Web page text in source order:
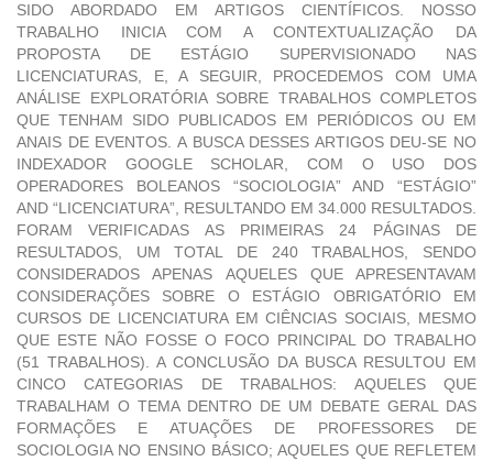
SIDO ABORDADO EM ARTIGOS CIENTÍFICOS. NOSSO
TRABALHO INICIA COM A CONTEXTUALIZAÇÃO DA
PROPOSTA DE ESTÁGIO SUPERVISIONADO NAS
LICENCIATURAS, E, A SEGUIR, PROCEDEMOS COM UMA
ANÁLISE EXPLORATÓRIA SOBRE TRABALHOS COMPLETOS
QUE TENHAM SIDO PUBLICADOS EM PERIÓDICOS OU EM
ANAIS DE EVENTOS. A BUSCA DESSES ARTIGOS DEU-SE NO
INDEXADOR GOOGLE SCHOLAR, COM O USO DOS
OPERADORES BOLEANOS “SOCIOLOGIA” AND “ESTÁGIO”
AND “LICENCIATURA”, RESULTANDO EM 34.000 RESULTADOS.
FORAM VERIFICADAS AS PRIMEIRAS 24 PÁGINAS DE
RESULTADOS, UM TOTAL DE 240 TRABALHOS, SENDO
CONSIDERADOS APENAS AQUELES QUE APRESENTAVAM
CONSIDERAÇÕES SOBRE O ESTÁGIO OBRIGATÓRIO EM
CURSOS DE LICENCIATURA EM CIÊNCIAS SOCIAIS, MESMO
QUE ESTE NÃO FOSSE O FOCO PRINCIPAL DO TRABALHO
(51 TRABALHOS). A CONCLUSÃO DA BUSCA RESULTOU EM
CINCO CATEGORIAS DE TRABALHOS: AQUELES QUE
TRABALHAM O TEMA DENTRO DE UM DEBATE GERAL DAS
FORMAÇÕES E ATUAÇÕES DE PROFESSORES DE
SOCIOLOGIA NO ENSINO BÁSICO; AQUELES QUE REFLETEM